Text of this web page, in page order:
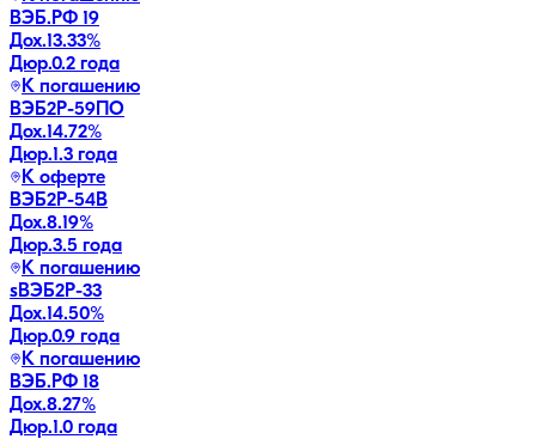
ВЭБ.РФ 19
Дох.13.33%
Дюр.0.2 года
К погашению
ВЭБ2Р-59ПО
Дох.14.72%
Дюр.1.3 года
К оферте
ВЭБ2Р-54В
Дох.8.19%
Дюр.3.5 года
К погашению
sВЭБ2P-33
Дох.14.50%
Дюр.0.9 года
К погашению
ВЭБ.РФ 18
Дох.8.27%
Дюр.1.0 года